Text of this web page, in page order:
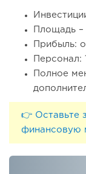
Площадь –
Прибыль:
Персонал:
Полное
👉 Оставьте
финансовую